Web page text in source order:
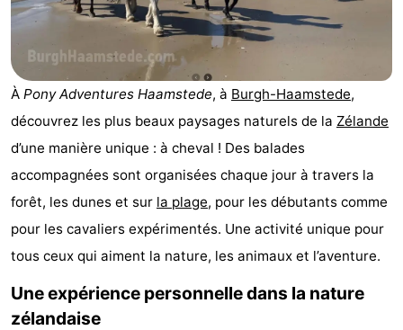
Greve
Zeeuwse
Kust
Campings
Chambre
d'hôtes
Chaumières
-
Buitenheem
-
De
-
Ginsterveld
-
À Pony Adventures Haamstede, à Burgh-Haamstede,
découvrez les plus beaux paysages naturels de la Zélande
d’une manière unique : à cheval ! Des balades
accompagnées sont organisées chaque jour à travers la
forêt, les dunes et sur la plage, pour les débutants comme
pour les cavaliers expérimentés. Une activité unique pour
tous ceux qui aiment la nature, les animaux et l’aventure.
Une expérience personnelle dans la nature
zélandaise